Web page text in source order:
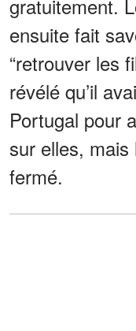
gratuitement.
ensuite fait
“retrouver les
révélé qu’il
Portugal pour
sur elles, mais
fermé.